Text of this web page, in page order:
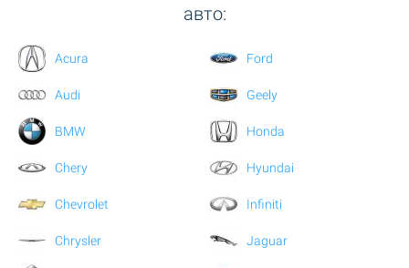
авто:
Acura
Audi
BMW
Chery
Chevrolet
Chrysler
Ford
Geely
Honda
Hyundai
Infiniti
Jaguar